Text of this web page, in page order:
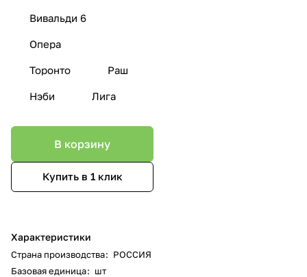
Вивальди 6
Опера
Торонто Раш
Нэби Лига
В корзину
Купить в 1 клик
Характеристики
Страна производства: РОССИЯ
Базовая единица: шт